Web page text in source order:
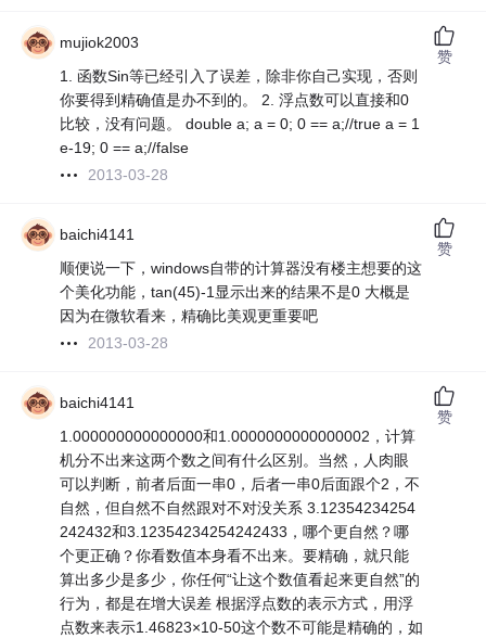
mujiok2003
1. 函数Sin等已经引入了误差，除非你自己实现，否则
你要得到精确值是办不到的。 2. 浮点数可以直接和0
比较，没有问题。 double a; a = 0; 0 == a;//true a = 1
e-19; 0 == a;//false
2013-03-28
赞
baichi4141
顺便说一下，windows自带的计算器没有楼主想要的这
个美化功能，tan(45)-1显示出来的结果不是0 大概是
因为在微软看来，精确比美观更重要吧
2013-03-28
赞
baichi4141
1.000000000000000和1.0000000000000002，计算
机分不出来这两个数之间有什么区别。当然，人肉眼
可以判断，前者后面一串0，后者一串0后面跟个2，不
自然，但自然不自然跟对不对没关系 3.12354234254
242432和3.12354234254242433，哪个更自然？哪
个更正确？你看数值本身看不出来。要精确，就只能
算出多少是多少，你任何“让这个数值看起来更自然”的
行为，都是在增大误差 根据浮点数的表示方式，用浮
点数来表示1.46823×10-50这个数不可能是精确的，如
赞